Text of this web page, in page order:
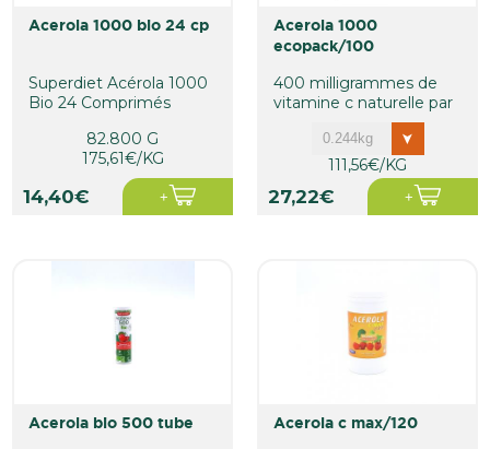
acerola 1000 bio 24 cp
Superdiet Acérola 1000
Bio 24 Comprimés
82.800 G
175,61€/KG
14,40€
acerola 1000
ecopack/100
400 milligrammes de
vitamine c naturelle par
comprimé. Le conseil
111,56€/KG
27,22€
acerola bio 500 tube acerola c max/120